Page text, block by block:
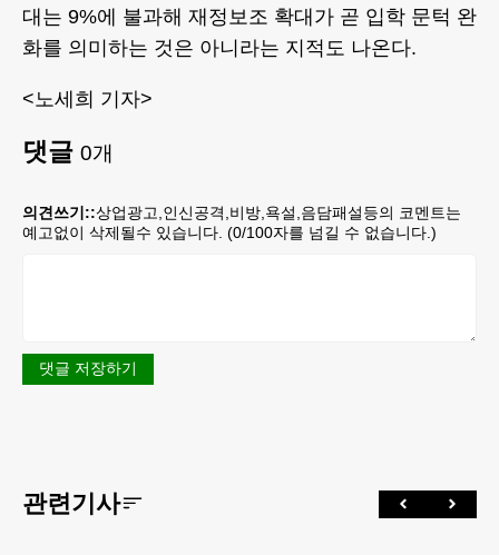
대는 9%에 불과해 재정보조 확대가 곧 입학 문턱 완
화를 의미하는 것은 아니라는 지적도 나온다.
<노세희 기자>
댓글 0개
의견쓰기::상업광고,인신공격,비방,욕설,음담패설등의 코멘트는
예고없이 삭제될수 있습니다. (0/100자를 넘길 수 없습니다.)
댓글 저장하기
관련기사